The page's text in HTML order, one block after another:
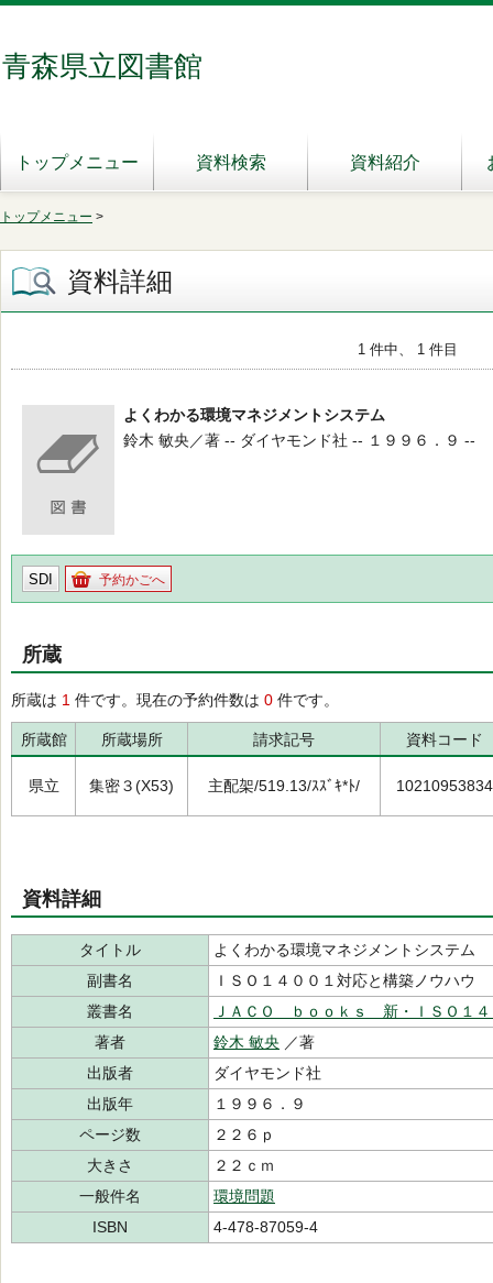
青森県立図書館
トップメニュー 資料検索 資料紹介
トップメニュー >
資料詳細
1 件中、 1 件目
よくわかる環境マネジメントシステム
鈴木 敏央／著 -- ダイヤモンド社 -- １９９６．９ --
SDI 予約かごへ
所蔵
所蔵は 1 件です。現在の予約件数は 0 件です。
所蔵館 所蔵場所 請求記号 資料コード
県立 集密３(X53) 主配架/519.13/ｽｽﾞｷ*ﾄ/ 10210953834
資料詳細
タイトル
よくわかる環境マネジメントシステム
副書名
ＩＳＯ１４００１対応と構築ノウハウ
叢書名
ＪＡＣＯ ｂｏｏｋｓ 新・ＩＳＯ１４
著者
鈴木 敏央 ／著
出版者
ダイヤモンド社
出版年
１９９６．９
ページ数
２２６ｐ
大きさ
２２ｃｍ
一般件名
環境問題
ISBN
4-478-87059-4